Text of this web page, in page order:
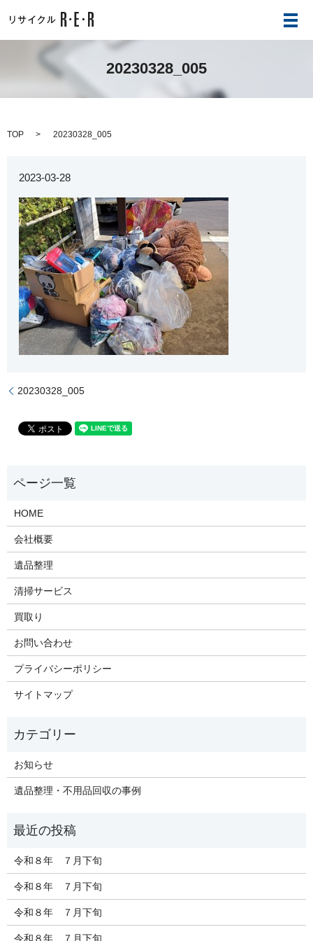
メ
20230328_005
TOP 20230328_005
2023-03-28
20230328_005
HOME
会社概要
遺品整理
清掃サービス
買取り
お問い合わせ
プライバシーポリシー
サイトマップ
お知らせ
遺品整理・不用品回収の事例
令和８年 ７月下旬
令和８年 ７月下旬
令和８年 ７月下旬
令和８年 ７月下旬